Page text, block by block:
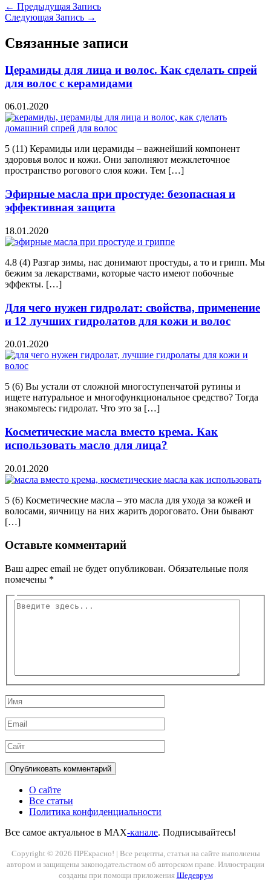
← Предыдущая Запись
Следующая Запись →
Связанные записи
Церамиды для лица и волос. Как сделать спрей
для волос с керамидами
06.01.2020
5 (11) Керамиды или церамиды – важнейший компонент
здоровья волос и кожи. Они заполняют межклеточное
пространство рогового слоя кожи. Тем […]
Эфирные масла при простуде: безопасная и
эффективная защита
18.01.2020
4.8 (4) Разгар зимы, нас донимают простуды, а то и грипп. Мы
бежим за лекарствами, которые часто имеют побочные
эффекты. […]
Для чего нужен гидролат: свойства, применение
и 12 лучших гидролатов для кожи и волос
20.01.2020
5 (6) Вы устали от сложной многоступенчатой рутины и
ищете натуральное и многофункциональное средство? Тогда
знакомьтесь: гидролат. Что это за […]
Косметические масла вместо крема. Как
использовать масло для лица?
20.01.2020
5 (6) Косметические масла – это масла для ухода за кожей и
волосами, яичницу на них жарить дороговато. Они бывают
[…]
Оставьте комментарий
Ваш адрес email не будет опубликован. Обязательные поля
помечены *
Введите
Имя
Email
Сайт
О сайте
Все статьи
Политика конфиденциальности
Все самое актуальное в MAX-канале. Подписывайтесь!
Copyright © 2026 ПРЕкрасно! | Все рецепты, статьи на сайте выполнены
автором и защищены законодательством об авторском праве. Иллюстрации
созданы при помощи приложения Шедеврум